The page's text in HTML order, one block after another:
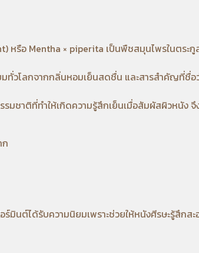
หรือ Mentha × piperita เป็นพืชสมุนไพรในตร
ทั่วโลกจากกลิ่นหอมเย็นสดชื่น และสารสำคัญที่ชื่อ
รมชาติที่ทำให้เกิดความรู้สึกเย็นเมื่อสัมผัสผิวหนัง
ร์มินต์ได้รับความนิยมเพราะช่วยให้หนังศีรษะรู้สึก